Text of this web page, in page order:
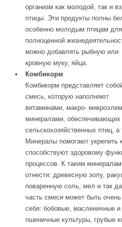
организм как молодой, так и
птицы. Эти продукты полны
особенно молодым птицам для
полноценной
можно добавлять рыбную или
кровную муку, яйца.
Комбикорм
Комбикорм представляет
смесь, которую наполняют
витаминами, макро-
минералами, обеспечивающих
сельскохозяйственных птиц, а
Минералы помогают укрепить
способствуют здоровому
процессов. К таким
отнести: древесную золу,
поваренную соль, мел и так
часть смеси может быть
себя: бобовые, масленичные и
пшеничные культуры, грубые